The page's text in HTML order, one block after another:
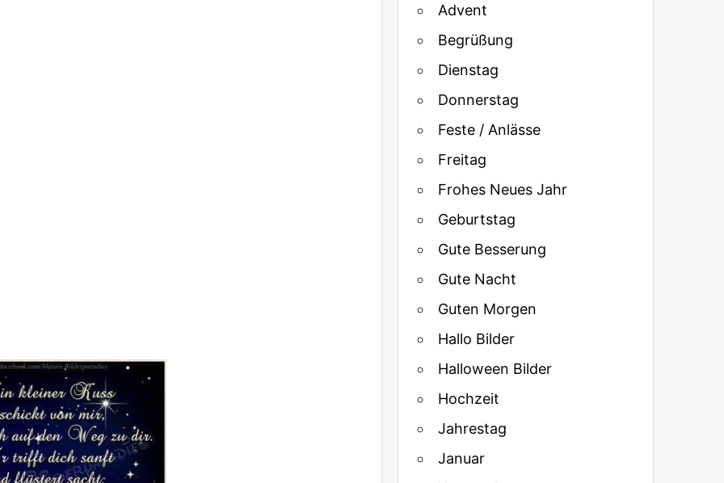
Advent
Begrüßung
Dienstag
Donnerstag
Feste / Anlässe
Freitag
Frohes Neues Jahr
Geburtstag
Gute Besserung
Gute Nacht
Guten Morgen
Hallo Bilder
Halloween Bilder
Hochzeit
Jahrestag
Januar